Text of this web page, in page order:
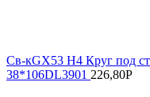
Св-кGX53 H4 Круг под
38*106DL3901 226,80Р